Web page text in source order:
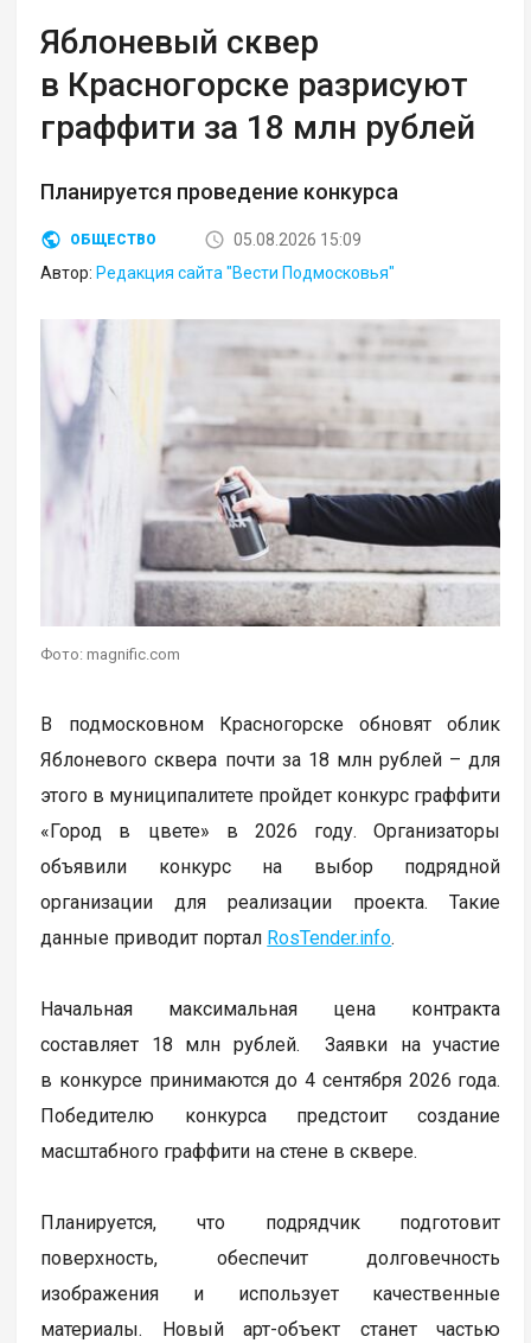
Яблоневый сквер
в Красногорске разрисуют
граффити за 18 млн рублей
Планируется проведение конкурса
ОБЩЕСТВО
05.08.2026 15:09
Автор: Редакция сайта "Вести Подмосковья"
Фото: magnific.com
В подмосковном Красногорске обновят облик
Яблоневого сквера почти за 18 млн рублей – для
этого в муниципалитете пройдет конкурс граффити
«Город в цвете» в 2026 году. Организаторы
объявили конкурс на выбор подрядной
организации для реализации проекта. Такие
данные приводит портал RosTender.info.
Начальная максимальная цена контракта
составляет 18 млн рублей. Заявки на участие
в конкурсе принимаются до 4 сентября 2026 года.
Победителю конкурса предстоит создание
масштабного граффити на стене в сквере.
Планируется, что подрядчик подготовит
поверхность, обеспечит долговечность
изображения и использует качественные
материалы. Новый арт-объект станет частью